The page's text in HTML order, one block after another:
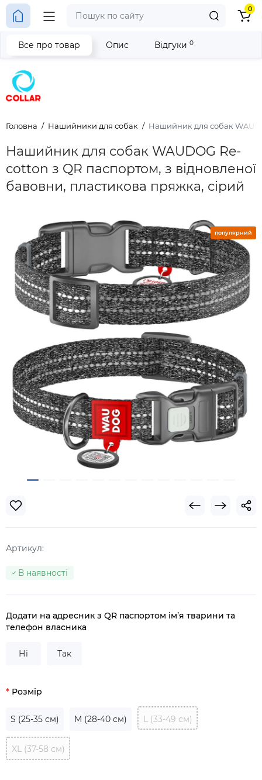
0
Головна Нашийники для собак Нашийник для собак
Нашийник для собак WAUDOG Re-
cotton з QR паспортом, з відновленої
бавовни, пластикова пряжка, сірий
Все про товар Опис Відгуки 0
популярний
Артикул:
В наявності
Додати на адресник з QR паспортом ім’я тварини та
телефон власника
Ні Так
Розмір
S (25-35 см) M (28-40 см) L (33-49 см)
XL (37-58 см)